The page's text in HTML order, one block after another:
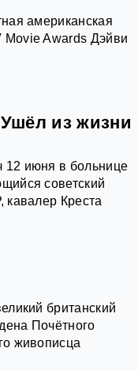
американская
Movie Awards Дэйви
из жизни
12 июня в больнице
советский
кавалер Креста
британский
Почётного
живописца